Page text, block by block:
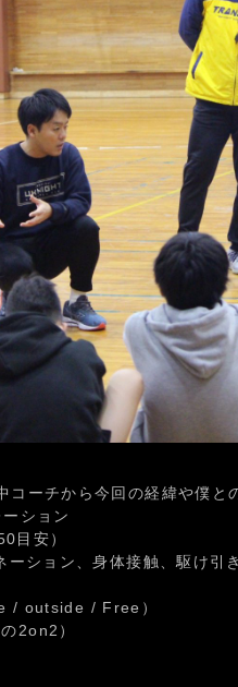
コーチから今回の経緯や僕と
ション
目安）
ーション、身体接触、駆け引
/ outside / Free）
2on2）